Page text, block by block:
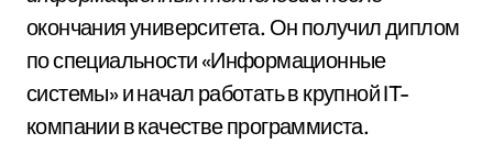
окончания университета. Он получил диплом
по специальности «Информационные
системы» и начал работать в крупной IT-
компании в качестве программиста.